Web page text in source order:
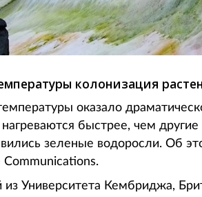
колонизация
оказало
быстрее, чем
зеленые водоросли. Об
из Университета Кембриджа,